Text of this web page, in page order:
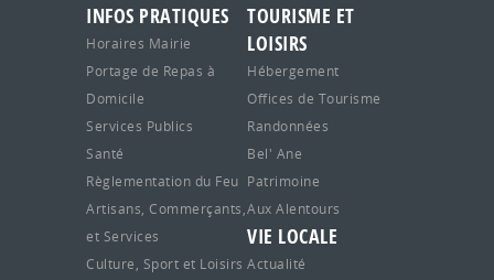
INFOS PRATIQUES
Horaires Mairie
Portage de Repas à
Domicile
Services Publics
Santé
Règlementation du Feu
Artisans, Commerçants,
et Services
Culture, Sport et Loisirs
TOURISME ET
LOISIRS
Hébergement
Offices de Tourisme
Randonnées
Bel' Ane
Patrimoine
Aux Alentours
VIE LOCALE
Actualité